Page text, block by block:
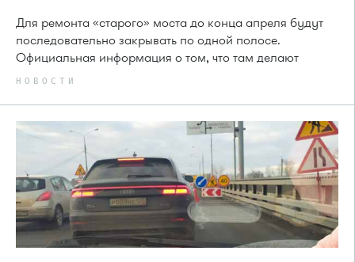
Для ремонта «старого» моста до конца апреля будут
последовательно закрывать по одной полосе.
Официальная информация о том, что там делают
НОВОСТИ